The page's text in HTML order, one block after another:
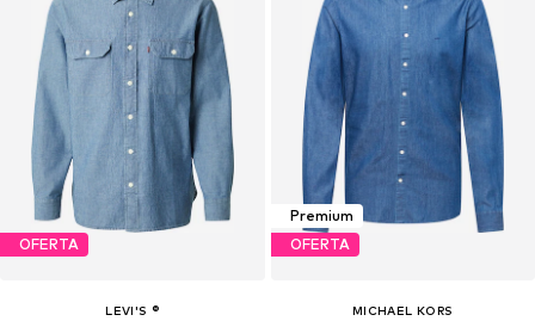
OFERTA
LEVI'S ®
Premium
OFERTA
MICHAEL KORS